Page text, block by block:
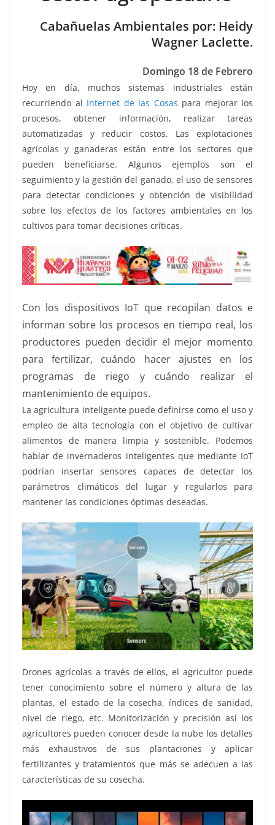
o p er
Cabañuelas Ambientales por: Heidy
Wagner Laclette.
Domingo 18 de Febrero
Hoy en día, muchos sistemas industriales están
recurriendo al Internet de las Cosas para mejorar los
procesos, obtener información, realizar tareas
automatizadas y reducir costos. Las explotaciones
agrícolas y ganaderas están entre los sectores que
pueden beneficiarse. Algunos ejemplos son el
seguimiento y la gestión del ganado, el uso de sensores
para detectar condiciones y obtención de visibilidad
sobre los efectos de los factores ambientales en los
cultivos para tomar decisiones críticas.
Con los dispositivos IoT que recopilan datos e
informan sobre los procesos en tiempo real, los
productores pueden decidir el mejor momento
para fertilizar, cuándo hacer ajustes en los
programas de riego y cuándo realizar el
mantenimiento de equipos.
La agricultura inteligente puede definirse como el uso y
empleo de alta tecnología con el objetivo de cultivar
alimentos de manera limpia y sostenible. Podemos
hablar de invernaderos inteligentes que mediante IoT
podrían insertar sensores capaces de detectar los
parámetros climáticos del lugar y regularlos para
mantener las condiciones óptimas deseadas.
Drones agrícolas a través de ellos, el agricultor puede
tener conocimiento sobre el número y altura de las
plantas, el estado de la cosecha, índices de sanidad,
nivel de riego, etc. Monitorización y precisión así los
agricultores pueden conocer desde la nube los detalles
más exhaustivos de sus plantaciones y aplicar
fertilizantes y tratamientos que más se adecuen a las
características de su cosecha.